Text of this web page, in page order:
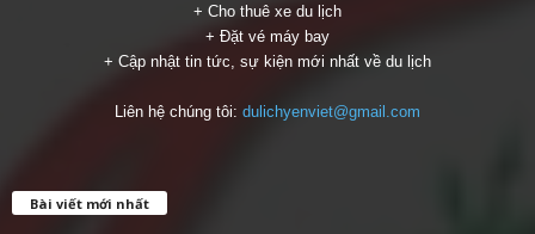
+ Cho thuê xe du lịch
+ Đặt vé máy bay
+ Cập nhật tin tức, sự kiện mới nhất về du lịch
Liên hệ chúng tôi: dulichyenviet@gmail.com
Bài viết mới nhất